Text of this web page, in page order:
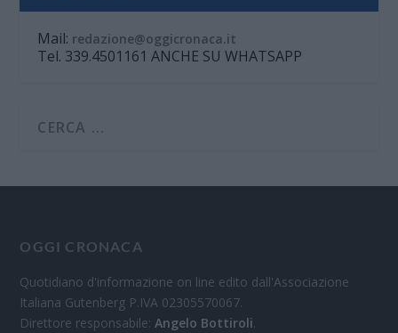
Mail: redazione@oggicronaca.it
Tel. 339.4501161 ANCHE SU WHATSAPP
OGGI CRONACA
Quotidiano d'informazione on line edito dall'Associazione
Italiana Gutenberg P.IVA 02305570067.
Direttore responsabile:Angelo Bottiroli.